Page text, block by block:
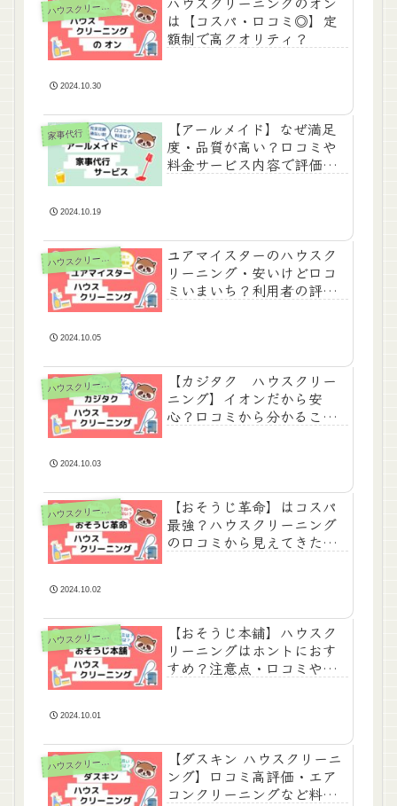
ハ
ウスクリーニング
は【コスパ・口コミ◎】定
額制で高クオリティ？
2024.10.30
家事代行
【アールメイド】なぜ満足
度・品質が高い？口コミや
料金サービス内容で評価と
2024.10.19
ハ
ウスクリーニング
ユアマイスターのハウスク
リーニング・安いけど口コ
ミいまいち？利用者の評価
2024.10.05
ハ
ウスクリーニング
【カジタク ハウスクリー
ニング】イオンだから安
心？口コミから分かるこ
2024.10.03
ハ
ウスクリーニング
【おそうじ革命】はコスパ
最強？ハウスクリーニング
の口コミから見えてきたこ
2024.10.02
ハ
ウスクリーニング
【おそうじ本舗】ハウスク
リーニングはホントにおす
すめ？注意点・口コミや評
2024.10.01
ハ
ウスクリーニング
【ダスキン ハウスクリーニ
ング】口コミ高評価・エア
コンクリーニングなど料金